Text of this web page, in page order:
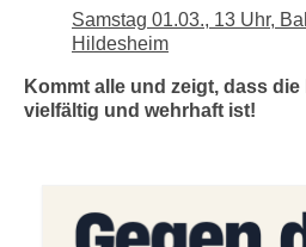
Samstag 01.03., 13 Uhr,
Hildesheim
Kommt alle und zeigt, dass
vielfältig und wehrhaft ist!